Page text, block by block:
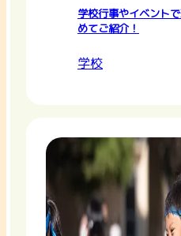
学校行事やイベント
めてご紹介！
学校